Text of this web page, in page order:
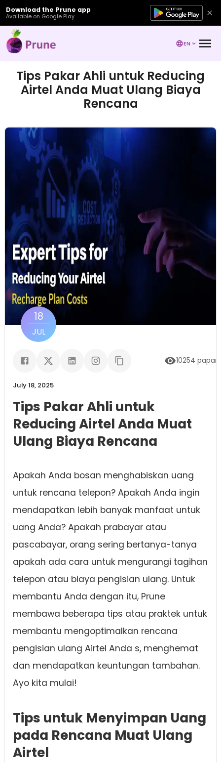
Download the Prune app
Available on Google Play
EN
Tips Pakar Ahli untuk Reducing
Airtel Anda Muat Ulang Biaya
Rencana
18
JUL
10254
July 18, 2025
Tips Pakar Ahli untuk
Reducing Airtel Anda Muat
Ulang Biaya Rencana
Apakah Anda bosan menghabiskan uang
untuk rencana telepon? Apakah Anda ingin
mendapatkan lebih banyak manfaat untuk
uang Anda? Apakah prabayar atau
pascabayar, orang sering bertanya-tanya
apakah ada cara untuk mengurangi tagihan
telepon atau biaya pengisian ulang. Untuk
membantu Anda dengan itu, Prune
membawa beberapa tips atau praktek untuk
membantu mengoptimalkan rencana
pengisian ulang Airtel Anda s, menghemat
dan mendapatkan keuntungan tambahan.
Ayo kita mulai!
Tips untuk Menyimpan Uang
pada Rencana Muat Ulang
Airtel